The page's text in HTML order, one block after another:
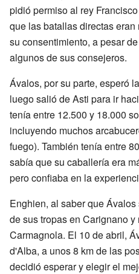
pidió permiso al rey
que las batallas directas
su consentimiento, a pesar
algunos de sus consejeros.
Ávalos, por su parte, esperó
luego salió de Asti para ir
tenía entre 12.500 y 18.000
incluyendo muchos
fuego). También tenía entre
sabía que su caballería era
pero confiaba en la
Enghien, al saber que
de sus tropas en Carignano y
Carmagnola. El 10 de abril,
d'Alba, a unos 8 km de las
decidió esperar y elegir el